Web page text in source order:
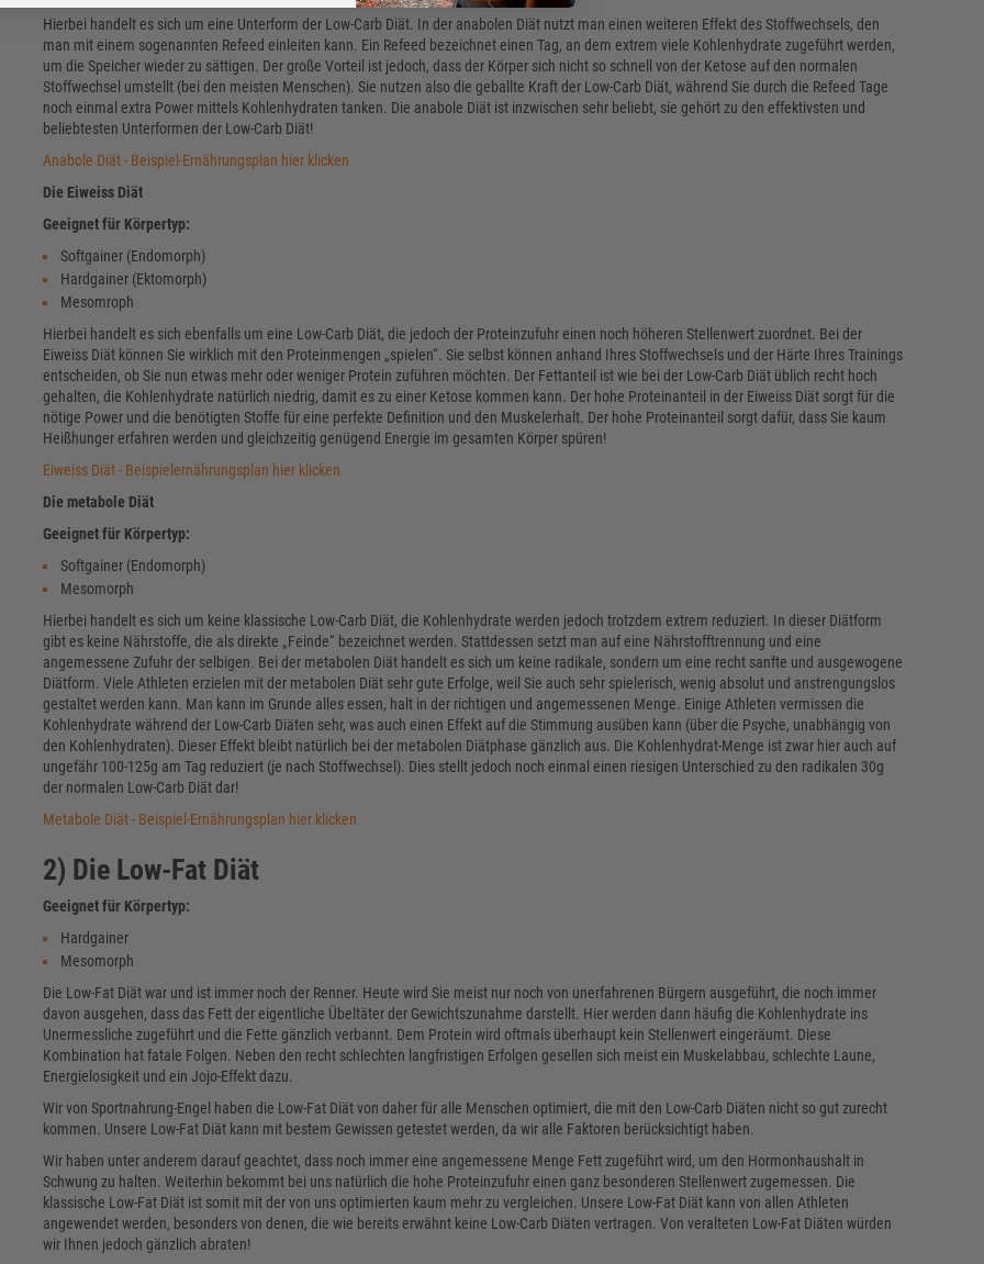
Hierbei handelt es sich um eine Unterform der Low-Carb Diät. In der anabolen Diät nutzt man einen weiteren Effekt des Stoffwechsels, den
man mit einem sogenannten Refeed einleiten kann. Ein Refeed bezeichnet einen Tag, an dem extrem viele Kohlenhydrate zugeführt werden,
um die Speicher wieder zu sättigen. Der große Vorteil ist jedoch, dass der Körper sich nicht so schnell von der Ketose auf den normalen
Stoffwechsel umstellt (bei den meisten Menschen). Sie nutzen also die geballte Kraft der Low-Carb Diät, während Sie durch die Refeed Tage
noch einmal extra Power mittels Kohlenhydraten tanken. Die anabole Diät ist inzwischen sehr beliebt, sie gehört zu den effektivsten und
beliebtesten Unterformen der Low-Carb Diät!
Anabole Diät - Beispiel-Ernährungsplan hier klicken
Die Eiweiss Diät
Geeignet für Körpertyp:
Softgainer (Endomorph)
Hardgainer (Ektomorph)
Mesomroph
Hierbei handelt es sich ebenfalls um eine Low-Carb Diät, die jedoch der Proteinzufuhr einen noch höheren Stellenwert zuordnet. Bei der
Eiweiss Diät können Sie wirklich mit den Proteinmengen „spielen“. Sie selbst können anhand Ihres Stoffwechsels und der Härte Ihres Trainings
entscheiden, ob Sie nun etwas mehr oder weniger Protein zuführen möchten. Der Fettanteil ist wie bei der Low-Carb Diät üblich recht hoch
gehalten, die Kohlenhydrate natürlich niedrig, damit es zu einer Ketose kommen kann. Der hohe Proteinanteil in der Eiweiss Diät sorgt für die
nötige Power und die benötigten Stoffe für eine perfekte Definition und den Muskelerhalt. Der hohe Proteinanteil sorgt dafür, dass Sie kaum
Heißhunger erfahren werden und gleichzeitig genügend Energie im gesamten Körper spüren!
Eiweiss Diät - Beispielernährungsplan hier klicken
Die metabole Diät
Geeignet für Körpertyp:
Softgainer (Endomorph)
Mesomorph
Hierbei handelt es sich um keine klassische Low-Carb Diät, die Kohlenhydrate werden jedoch trotzdem extrem reduziert. In dieser Diätform
gibt es keine Nährstoffe, die als direkte „Feinde“ bezeichnet werden. Stattdessen setzt man auf eine Nährstofftrennung und eine
angemessene Zufuhr der selbigen. Bei der metabolen Diät handelt es sich um keine radikale, sondern um eine recht sanfte und ausgewogene
Diätform. Viele Athleten erzielen mit der metabolen Diät sehr gute Erfolge, weil Sie auch sehr spielerisch, wenig absolut und anstrengungslos
gestaltet werden kann. Man kann im Grunde alles essen, halt in der richtigen und angemessenen Menge. Einige Athleten vermissen die
Kohlenhydrate während der Low-Carb Diäten sehr, was auch einen Effekt auf die Stimmung ausüben kann (über die Psyche, unabhängig von
den Kohlenhydraten). Dieser Effekt bleibt natürlich bei der metabolen Diätphase gänzlich aus. Die Kohlenhydrat-Menge ist zwar hier auch auf
ungefähr 100-125g am Tag reduziert (je nach Stoffwechsel). Dies stellt jedoch noch einmal einen riesigen Unterschied zu den radikalen 30g
der normalen Low-Carb Diät dar!
Metabole Diät - Beispiel-Ernährungsplan hier klicken
2) Die Low-Fat Diät
Geeignet für Körpertyp:
Hardgainer
Mesomorph
Die Low-Fat Diät war und ist immer noch der Renner. Heute wird Sie meist nur noch von unerfahrenen Bürgern ausgeführt, die noch immer
davon ausgehen, dass das Fett der eigentliche Übeltäter der Gewichtszunahme darstellt. Hier werden dann häufig die Kohlenhydrate ins
Unermessliche zugeführt und die Fette gänzlich verbannt. Dem Protein wird oftmals überhaupt kein Stellenwert eingeräumt. Diese
Kombination hat fatale Folgen. Neben den recht schlechten langfristigen Erfolgen gesellen sich meist ein Muskelabbau, schlechte Laune,
Energielosigkeit und ein Jojo-Effekt dazu.
Wir von Sportnahrung-Engel haben die Low-Fat Diät von daher für alle Menschen optimiert, die mit den Low-Carb Diäten nicht so gut zurecht
kommen. Unsere Low-Fat Diät kann mit bestem Gewissen getestet werden, da wir alle Faktoren berücksichtigt haben.
Wir haben unter anderem darauf geachtet, dass noch immer eine angemessene Menge Fett zugeführt wird, um den Hormonhaushalt in
Schwung zu halten. Weiterhin bekommt bei uns natürlich die hohe Proteinzufuhr einen ganz besonderen Stellenwert zugemessen. Die
klassische Low-Fat Diät ist somit mit der von uns optimierten kaum mehr zu vergleichen. Unsere Low-Fat Diät kann von allen Athleten
angewendet werden, besonders von denen, die wie bereits erwähnt keine Low-Carb Diäten vertragen. Von veralteten Low-Fat Diäten würden
wir Ihnen jedoch gänzlich abraten!